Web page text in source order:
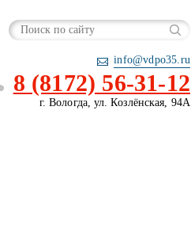
info@vdpo35.ru
8 (8172) 56-31-12
г. Вологда, ул. Козлёнская, 94А